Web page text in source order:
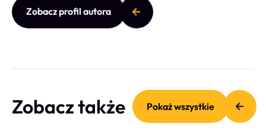
Zobacz profil autora
Zobacz także Pokaż wszystkie